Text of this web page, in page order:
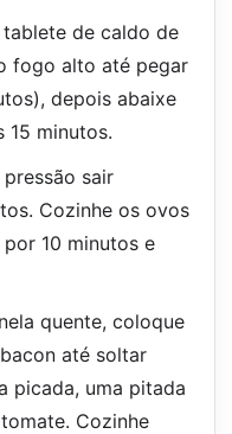
de caldo de
fogo alto até pegar
depois abaixe
15 minutos.
sair
Cozinhe os ovos
10 minutos e
quente, coloque
até soltar
picada, uma pitada
Cozinhe